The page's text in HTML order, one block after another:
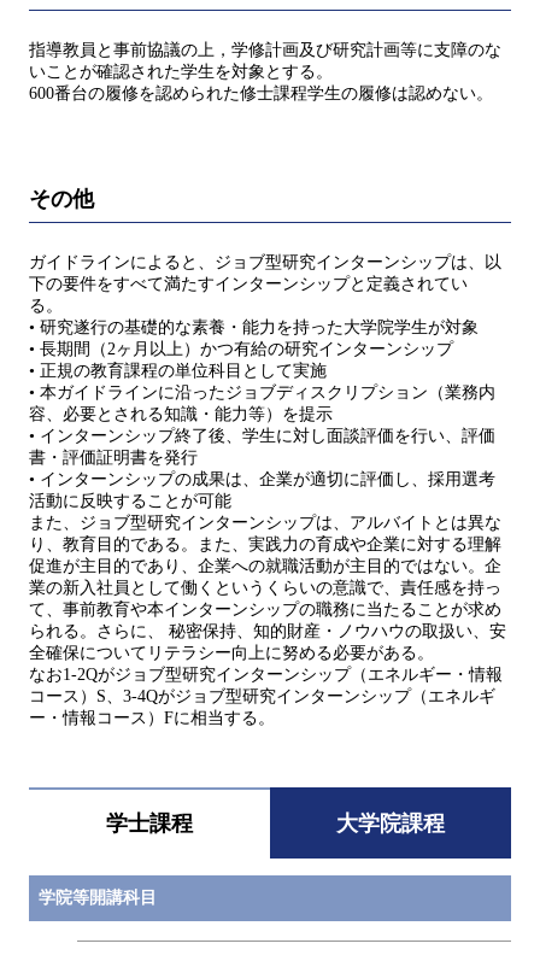
指導教員と事前協議の上，学修計画及び研究計画等に支障のな
いことが確認された学生を対象とする。
600番台の履修を認められた修士課程学生の履修は認めない。
その他
ガイドラインによると、ジョブ型研究インターンシップは、以
下の要件をすべて満たすインターンシップと定義されてい
る。
• 研究遂行の基礎的な素養・能力を持った大学院学生が対象
• 長期間（2ヶ月以上）かつ有給の研究インターンシップ
• 正規の教育課程の単位科目として実施
• 本ガイドラインに沿ったジョブディスクリプション（業務内
容、必要とされる知識・能力等）を提示
• インターンシップ終了後、学生に対し面談評価を行い、評価
書・評価証明書を発行
• インターンシップの成果は、企業が適切に評価し、採用選考
活動に反映することが可能
また、ジョブ型研究インターンシップは、アルバイトとは異な
り、教育目的である。また、実践力の育成や企業に対する理解
促進が主目的であり、企業への就職活動が主目的ではない。企
業の新入社員として働くというくらいの意識で、責任感を持っ
て、事前教育や本インターンシップの職務に当たることが求め
られる。さらに、 秘密保持、知的財産・ノウハウの取扱い、安
全確保についてリテラシー向上に努める必要がある。
なお1-2Qがジョブ型研究インターンシップ（エネルギー・情報
コース）S、3-4Qがジョブ型研究インターンシップ（エネルギ
ー・情報コース）Fに相当する。
学士課程 大学院課程
学院等開講科目